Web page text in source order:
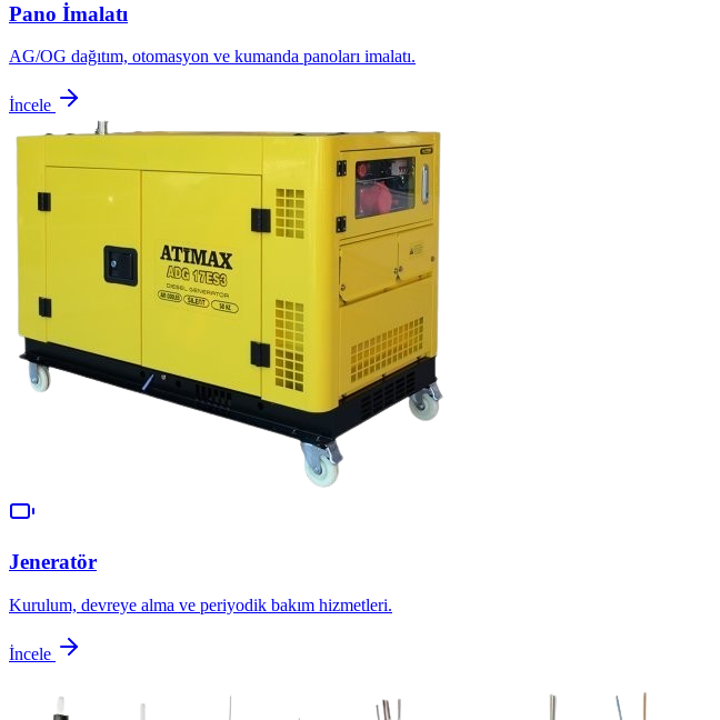
Pano İmalatı
AG/OG dağıtım, otomasyon ve kumanda panoları imalatı.
İncele
Jeneratör
Kurulum, devreye alma ve periyodik bakım hizmetleri.
İncele